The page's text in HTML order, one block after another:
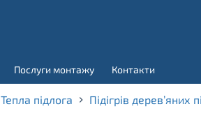
Послуги монтажу Контакти
Тепла підлога Підігрів дерев’яних